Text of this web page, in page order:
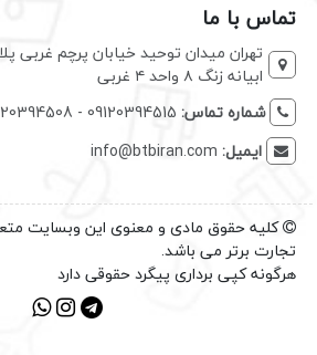
تماس با ما
ابیانه زنگ ۸ واحد ۴ غربی
شماره تماس: 09120394515 - 09120394508
ایمیل: info@btbiran.com
کلیه حقوق مادی و معنوی این وبسایت
تجارت برتر می باشد.
هرگونه کپی برداری پیگرد حقوقی دارد